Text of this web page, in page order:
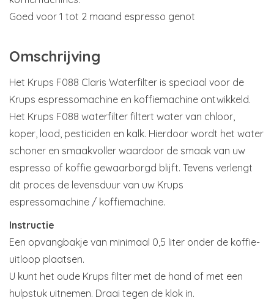
Goed voor 1 tot 2 maand espresso genot
Omschrijving
Het Krups F088 Claris Waterfilter is speciaal voor de
Krups espressomachine en koffiemachine ontwikkeld.
Het Krups F088 waterfilter filtert water van chloor,
koper, lood, pesticiden en kalk. Hierdoor wordt het water
schoner en smaakvoller waardoor de smaak van uw
espresso of koffie gewaarborgd blijft. Tevens verlengt
dit proces de levensduur van uw Krups
espressomachine / koffiemachine.
Instructie
Een opvangbakje van minimaal 0,5 liter onder de koffie-
uitloop plaatsen.
U kunt het oude Krups filter met de hand of met een
hulpstuk uitnemen. Draai tegen de klok in.